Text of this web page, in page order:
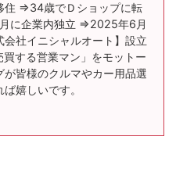
住 ⇒34歳でＤショップに転
に企業内独立 ⇒2025年6月
会社イニシャルオート】設立
する営業マン」をモットー
が皆様のクルマやカー用品選
嬉しいです。